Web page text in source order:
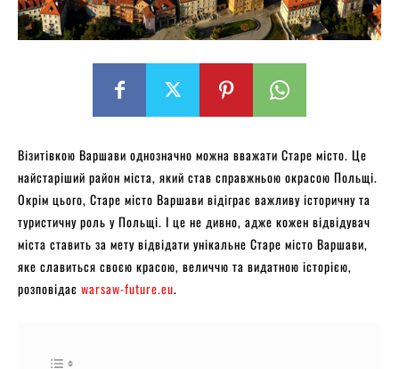
Візитівкою Варшави однозначно можна вважати Старе місто. Це
найстаріший район міста, який став справжньою окрасою Польщі.
Окрім цього, Старе місто Варшави відіграє важливу історичну та
туристичну роль у Польщі. І це не дивно, адже кожен відвідувач
міста ставить за мету відвідати унікальне Старе місто Варшави,
яке славиться своєю красою, величчю та видатною історією,
розповідає warsaw-future.eu.